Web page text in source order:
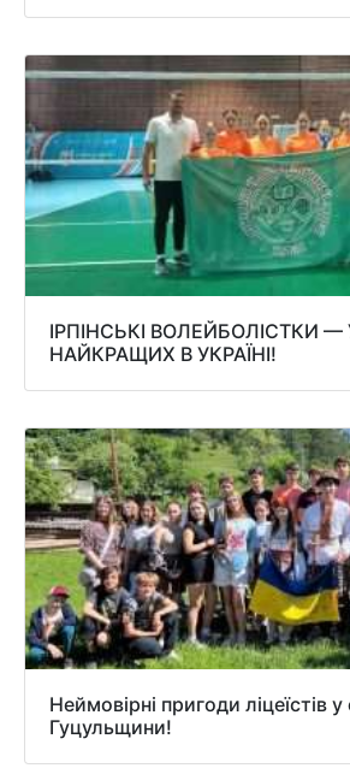
ІРПІНСЬКІ ВОЛЕЙБОЛІСТКИ —
НАЙКРАЩИХ В УКРАЇНІ!
Неймовірні пригоди ліцеїстів у
Гуцульщини!